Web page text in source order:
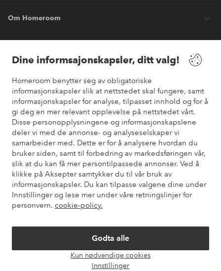
Dine informsajonskapsler, ditt valg!
Homeroom benytter seg av obligatoriske
informasjonskapsler slik at nettstedet skal fungere, samt
informasjonskapsler for analyse, tilpasset innhold og for å
gi deg en mer relevant opplevelse på nettstedet vårt.
Disse personopplysningene og informasjonskapslene
deler vi med de annonse- og analyseselskaper vi
samarbeider med. Dette er for å analysere hvordan du
bruker siden, samt til forbedring av markedsføringen vår,
slik at du kan få mer persontilpassede annonser. Ved å
klikke på Aksepter samtykker du til vår bruk av
informasjonskapsler. Du kan tilpasse valgene dine under
Innstillinger og lese mer under våre retningslinjer for
personvern. cookie-policy.
Godta alle
Kun nødvendige cookies
Innstillinger
Om Homeroom
Venner
Sikre betalinger
Vil du vite mer om våre betalingsalternativer?
elpy